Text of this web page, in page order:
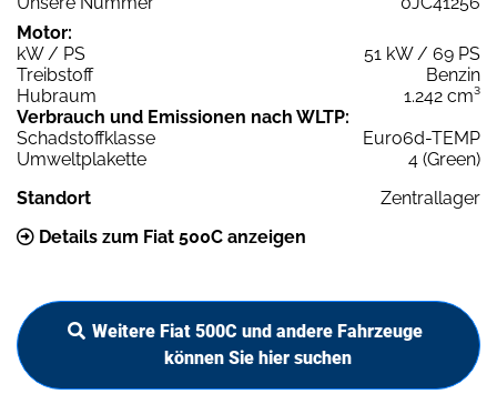
Motor:
kW / PS
51 kW / 69 PS
Treibstoff
Benzin
Hubraum
1.242 cm³
Verbrauch und Emissionen nach WLTP:
Schadstoffklasse
Euro6d-TEMP
Umweltplakette
4 (Green)
Standort
Zentrallager
Details zum Fiat 500C anzeigen
Weitere Fiat 500C und andere Fahrzeuge
können Sie hier suchen